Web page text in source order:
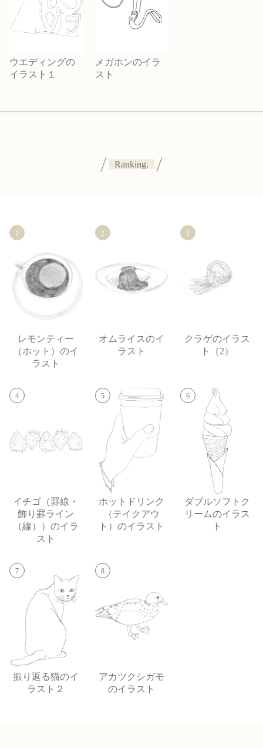
ウエディングの
イラスト１
メガホンのイラ
スト
Ranking.
1
レモンティー
（ホット）のイ
ラスト
2
オムライスのイ
ラスト
3
クラゲのイラス
ト（2）
4
イチゴ（罫線・
飾り罫ライン
（線））のイラ
スト
5
ホットドリンク
（テイクアウ
ト）のイラスト
6
ダブルソフトク
リームのイラス
ト
7
振り返る猫のイ
ラスト２
8
アカツクシガモ
のイラスト